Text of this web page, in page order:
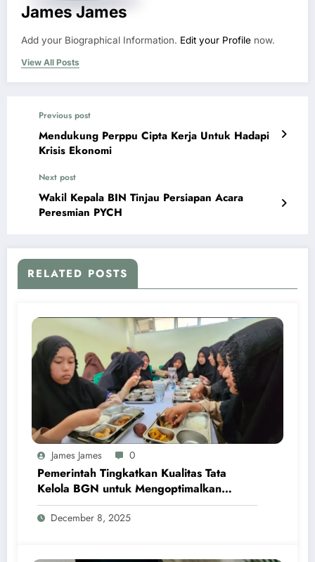
James James
Add your Biographical Information. Edit your Profile now.
View All Posts
Previous post
Mendukung Perppu Cipta Kerja Untuk Hadapi
Krisis Ekonomi
Next post
Wakil Kepala BIN Tinjau Persiapan Acara
Peresmian PYCH
RELATED POSTS
James James 0
Pemerintah Tingkatkan Kualitas Tata
Kelola BGN untuk Mengoptimalkan
Program MBG
December 8, 2025